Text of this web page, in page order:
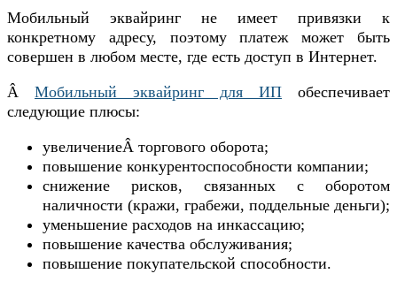
Мобильный эквайринг не имеет привязки к
конкретному адресу, поэтому платеж может быть
совершен в любом месте, где есть доступ в Интернет.
Â Мобильный эквайринг для ИП обеспечивает
следующие плюсы:
увеличениеÂ торгового оборота;
повышение конкурентоспособности компании;
снижение рисков, связанных с оборотом
наличности (кражи, грабежи, поддельные деньги);
уменьшение расходов на инкассацию;
повышение качества обслуживания;
повышение покупательской способности.